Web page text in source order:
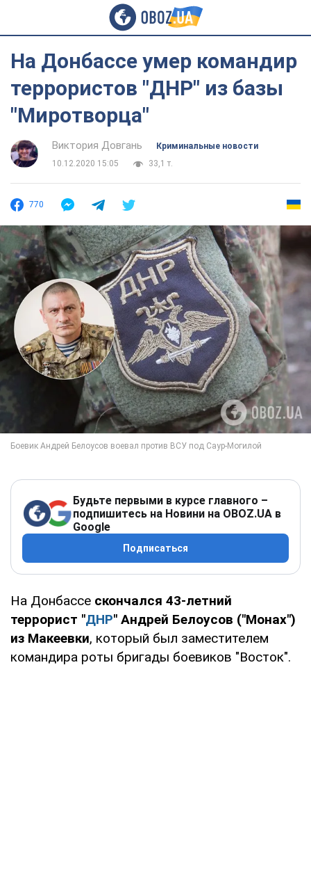
На Донбассе умер командир
террористов "ДНР" из базы
"Миротворца"
Виктория Довгань
Криминальные новости
10.12.2020 15:05
33,1 т.
770
Будьте первыми в курсе главного –
подпишитесь на Новини на OBOZ.UA в
Google
Подписаться
На Донбассе скончался 43-летний
террорист "ДНР" Андрей Белоусов ("Монах")
из Макеевки, который был заместителем
командира роты бригады боевиков "Восток".